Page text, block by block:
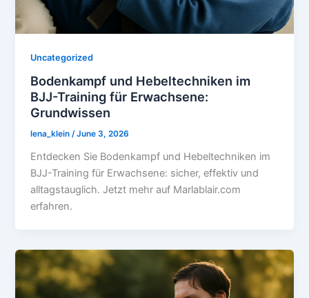
Uncategorized
Bodenkampf und Hebeltechniken im
BJJ-Training für Erwachsene:
Grundwissen
lena_klein/June 3, 2026
Entdecken Sie Bodenkampf und Hebeltechniken im
BJJ-Training für Erwachsene: sicher, effektiv und
alltagstauglich. Jetzt mehr auf Marlablair.com
erfahren.